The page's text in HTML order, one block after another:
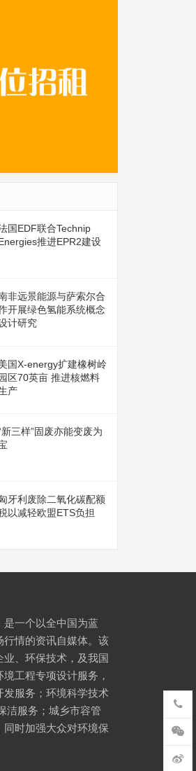
国EDF联合Technip
推进EPR2建设
非远景能源与萨索尔合
开展绿色氢能系统概念
计研究
国X-energy扩建橡树岭
区70英亩 推进核燃料
产
新三样”固废亦能变废为
牙利废除二氧化碳配额
以减轻欧盟ETS负担
是一个以全中国为蓝
情的资讯自媒体。该
、环保技术，及我国
工程专项设计服务，
发服务；环境科学技术
洁服务；城乡市容管
时加强大众对环境保